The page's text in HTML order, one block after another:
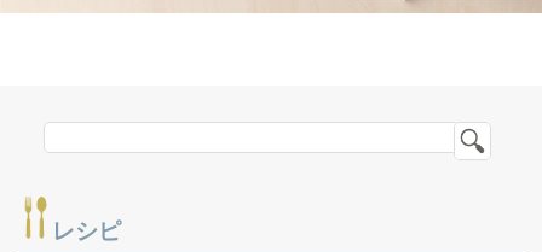
レシピ